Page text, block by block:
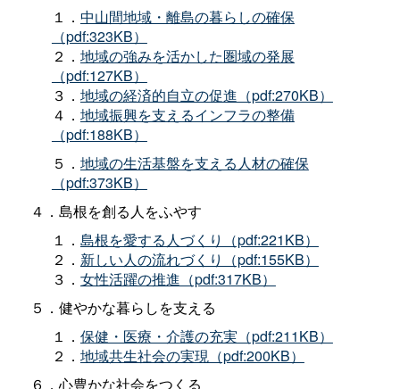
１． 中山間地域・離島の暮らしの確保
（pdf:323KB）
２． 地域の強みを活かした圏域の発展
（pdf:127KB）
３． 地域の経済的自立の促進（pdf:270KB）
４． 地域振興を支えるインフラの整備
（pdf:188KB）
５． 地域の生活基盤を支える人材の確保
（pdf:373KB）
４．島根を創る人をふやす
１． 島根を愛する人づくり（pdf:221KB）
２． 新しい人の流れづくり（pdf:155KB）
３． 女性活躍の推進（pdf:317KB）
５．健やかな暮らしを支える
１． 保健・医療・介護の充実（pdf:211KB）
２． 地域共生社会の実現（pdf:200KB）
６．心豊かな社会をつくる